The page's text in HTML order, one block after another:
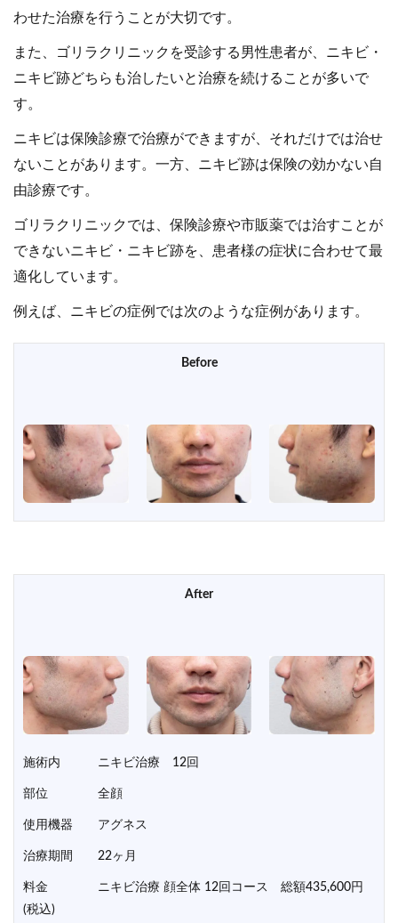
わせた治療を行うことが大切です。
また、ゴリラクリニックを受診する男性患者が、ニキビ・
ニキビ跡どちらも治したいと治療を続けることが多いで
す。
ニキビは保険診療で治療ができますが、それだけでは治せ
ないことがあります。一方、ニキビ跡は保険の効かない自
由診療です。
ゴリラクリニックでは、保険診療や市販薬では治すことが
できないニキビ・ニキビ跡を、患者様の症状に合わせて最
適化しています。
例えば、ニキビの症例では次のような症例があります。
Before
After
施術内 ニキビ治療 12回
部位 全顔
使用機器 アグネス
治療期間 22ヶ月
料金 ニキビ治療 顔全体 12回コース 総額435,600円
(税込)